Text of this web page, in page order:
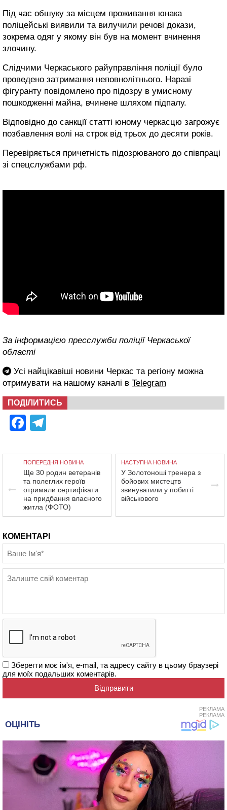
Під час обшуку за місцем проживання юнака
поліцейські виявили та вилучили речові докази,
зокрема одяг у якому він був на момент вчинення
злочину.
Слідчими Черкаського райуправління поліції було
проведено затримання неповнолітнього. Наразі
фігуранту повідомлено про підозру в умисному
пошкодженні майна, вчинене шляхом підпалу.
Відповідно до санкції статті юному черкасцю загрожує
позбавлення волі на строк від трьох до десяти років.
Перевіряється причетність підозрюваного до співпраці
зі спецслужбами рф.
За інформацією пресслужби поліції Черкаської
області
Усі найцікавіші новини Черкас та регіону можна
отримувати на нашому каналі в Telegram
ПОДІЛИТИСЬ
Facebook
ПОПЕРЕДНЯ НОВИНА
Ще 30 родин ветеранів
та полеглих героїв
отримали сертифікати
на придбання власного
житла (ФОТО)
НАСТУПНА НОВИНА
У Золотоноші тренера з
бойових мистецтв
звинуватили у побитті
військового
КОМЕНТАРІ
Зберегти моє ім'я, e-mail, та адресу сайту в цьому браузері
для моїх подальших коментарів.
РЕКЛАМА
РЕКЛАМА